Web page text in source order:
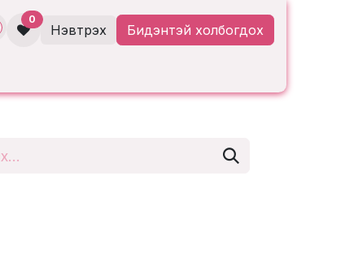
0
Нэвтрэх Бидэнтэй холбогдох